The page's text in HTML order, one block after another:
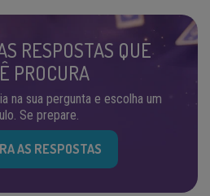
RESPOSTAS QUE
PROCURA
na sua pergunta e escolha um
Se prepare.
AS RESPOSTAS